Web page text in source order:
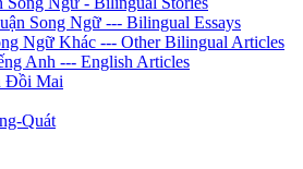
Song Ngữ --- Bilingual Essays
Ngữ Khác --- Other Bilingual Articles
Anh --- English Articles
Đồi Mai
Quát